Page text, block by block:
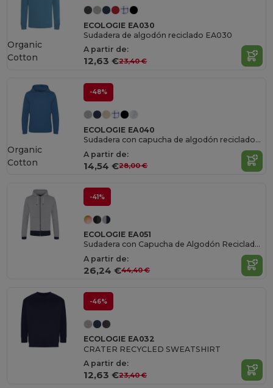
ECOLOGIE EA030
Sudadera de algodón reciclado EA030
A partir de:
12,63 €23,40 €
Organic
Cotton
-48%
ECOLOGIE EA040
Sudadera con capucha de algodón reciclado. EA040
A partir de:
14,54 €28,00 €
Organic
Cotton
-41%
ECOLOGIE EA051
Sudadera con Capucha de Algodón Reciclado y Cremallera
A partir de:
26,24 €44,40 €
-46%
ECOLOGIE EA032
CRATER RECYCLED SWEATSHIRT
A partir de:
12,63 €23,40 €